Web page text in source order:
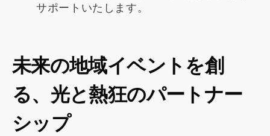
サポートいたします。
未来の地域イベントを創
る、光と熱狂のパートナー
シップ